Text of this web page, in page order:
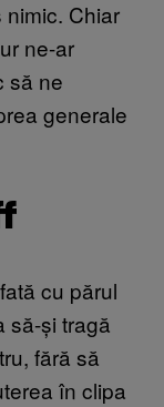
Chiar
ne-ar
să ne
generale
cu părul
să-și tragă
fără să
în clipa